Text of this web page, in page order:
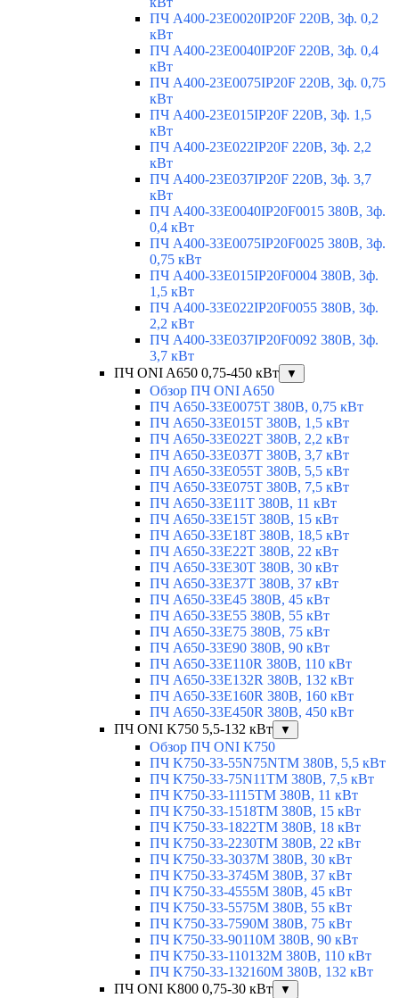
ПЧ A400-23E0020IP20F 220В, 3ф. 0,2
кВт
ПЧ A400-23E0040IP20F 220В, 3ф. 0,4
кВт
ПЧ A400-23E0075IP20F 220В, 3ф. 0,75
кВт
ПЧ A400-23E015IP20F 220В, 3ф. 1,5
кВт
ПЧ A400-23E022IP20F 220В, 3ф. 2,2
кВт
ПЧ A400-23E037IP20F 220В, 3ф. 3,7
кВт
ПЧ A400-33E0040IP20F0015 380В, 3ф.
0,4 кВт
ПЧ A400-33E0075IP20F0025 380В, 3ф.
0,75 кВт
ПЧ A400-33E015IP20F0004 380В, 3ф.
1,5 кВт
ПЧ A400-33E022IP20F0055 380В, 3ф.
2,2 кВт
ПЧ A400-33E037IP20F0092 380В, 3ф.
3,7 кВт
ПЧ ONI A650 0,75-450 кВт
▼
Обзор ПЧ ONI A650
ПЧ A650-33E0075T 380В, 0,75 кВт
ПЧ A650-33E015T 380В, 1,5 кВт
ПЧ A650-33E022T 380В, 2,2 кВт
ПЧ A650-33E037T 380В, 3,7 кВт
ПЧ A650-33E055T 380В, 5,5 кВт
ПЧ A650-33E075T 380В, 7,5 кВт
ПЧ A650-33E11T 380В, 11 кВт
ПЧ A650-33E15T 380В, 15 кВт
ПЧ A650-33E18T 380В, 18,5 кВт
ПЧ A650-33E22T 380В, 22 кВт
ПЧ A650-33E30T 380В, 30 кВт
ПЧ A650-33E37T 380В, 37 кВт
ПЧ A650-33E45 380В, 45 кВт
ПЧ A650-33E55 380В, 55 кВт
ПЧ A650-33E75 380В, 75 кВт
ПЧ A650-33E90 380В, 90 кВт
ПЧ A650-33E110R 380В, 110 кВт
ПЧ A650-33E132R 380В, 132 кВт
ПЧ A650-33E160R 380В, 160 кВт
ПЧ A650-33E450R 380В, 450 кВт
ПЧ ONI K750 5,5-132 кВт
▼
Обзор ПЧ ONI K750
ПЧ K750-33-55N75NTM 380В, 5,5 кВт
ПЧ K750-33-75N11TM 380В, 7,5 кВт
ПЧ K750-33-1115TM 380В, 11 кВт
ПЧ K750-33-1518TM 380В, 15 кВт
ПЧ K750-33-1822TM 380В, 18 кВт
ПЧ K750-33-2230TM 380В, 22 кВт
ПЧ K750-33-3037M 380В, 30 кВт
ПЧ K750-33-3745M 380В, 37 кВт
ПЧ K750-33-4555M 380В, 45 кВт
ПЧ K750-33-5575M 380В, 55 кВт
ПЧ K750-33-7590M 380В, 75 кВт
ПЧ K750-33-90110M 380В, 90 кВт
ПЧ K750-33-110132M 380В, 110 кВт
ПЧ K750-33-132160M 380В, 132 кВт
ПЧ ONI K800 0,75-30 кВт
▼